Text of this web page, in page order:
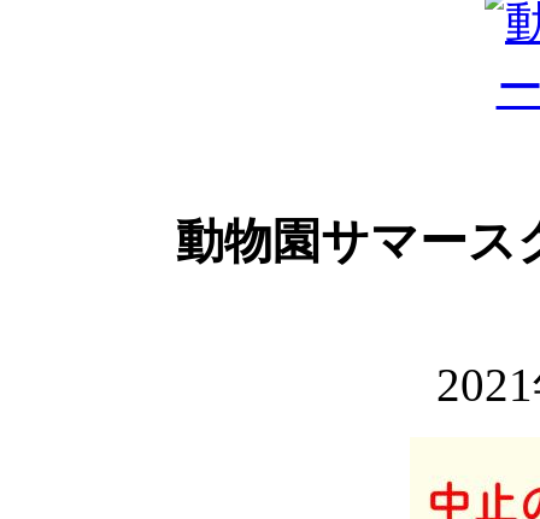
動物園サマース